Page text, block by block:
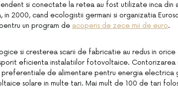
si conectate la retea au fost utilizate inca din
in 2000, cand ecologistii germani si organizatia
un program de acoperis de zece mii de euro.
si cresterea scarii de fabricatie au redus in
eficienta instalatiilor fotovoltaice. Contorizarea
de alimentare pentru energia electrica
solare in multe tari. Mai mult de 100 de tari